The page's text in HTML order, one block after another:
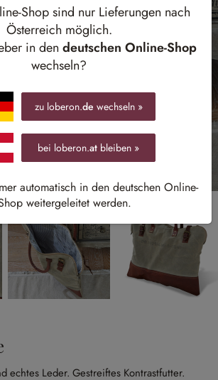
echtes Leder. Gestreiftes Kontrastfutter.
Shop sind nur Lieferungen nach
Österreich möglich.
in den deutschen Online-Shop
wechseln?
zu loberon.de wechseln »
bei loberon.at bleiben »
automatisch in den deutschen Online-
weitergeleitet werden.